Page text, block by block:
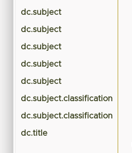
dc.subject
dc.subject
dc.subject
dc.subject
dc.subject
dc.subject.classification
dc.subject.classification
dc.title